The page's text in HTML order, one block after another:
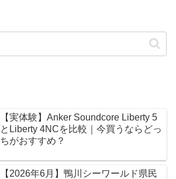
【実体験】Anker Soundcore Liberty 5
とLiberty 4NCを比較｜今買うならどっ
ちがおすすめ？
【2026年6月】鴨川シーワールド県民